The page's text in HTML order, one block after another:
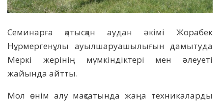
Семинарға қатысқан аудан әкімі Жорабек
Нұрмергенұлы ауылшаруашылығын дамытуда
Меркі жерінің мүмкіндіктері мен әлеуеті
жайында айтты.
Мол өнім алу мақсатында жаңа техникаларды